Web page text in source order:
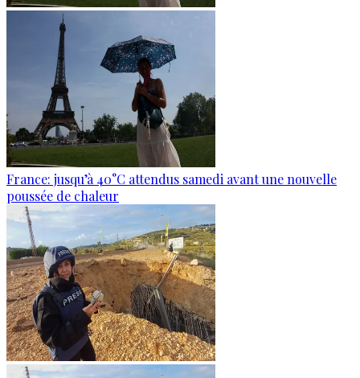
France: jusqu’à 40°C attendus samedi avant une nouvelle
poussée de chaleur